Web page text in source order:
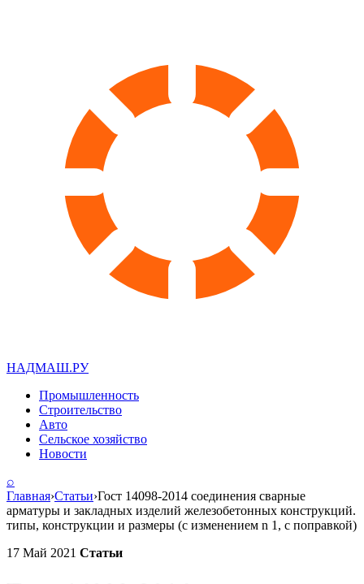
НАДМАШ.РУ
Промышленность
Строительство
Авто
Сельское хозяйство
Новости
⌕
Главная›Статьи›Гост 14098-2014 соединения сварные
арматуры и закладных изделий железобетонных конструкций.
типы, конструкции и размеры (с изменением n 1, с поправкой)
17 Май 2021 Статьи